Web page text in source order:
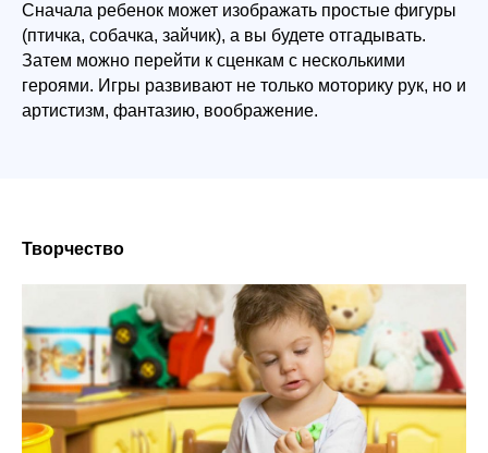
Сначала ребенок может изображать простые фигуры
(птичка, собачка, зайчик), а вы будете отгадывать.
Затем можно перейти к сценкам с несколькими
героями. Игры развивают не только моторику рук, но и
артистизм, фантазию, воображение.
Творчество
Улучшаем оценки в школе, развиваем
когнитивные и творческие способности,
прививаем любовь к учебе.
1-4 класс от 1 155 ₽/занятие